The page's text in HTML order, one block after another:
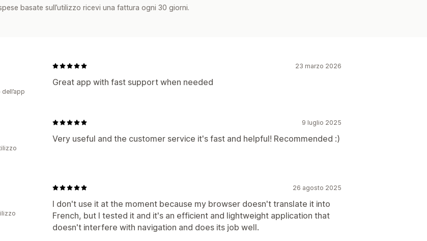
basate sull’utilizzo ricevi una fattura ogni 30 giorni.
23 marzo 2026
Great app with fast support when needed
9 luglio 2025
Very useful and the customer service it's fast and helpful! Recommended :)
26 agosto 2025
I don't use it at the moment because my browser doesn't translate it into
French, but I tested it and it's an efficient and lightweight application that
doesn't interfere with navigation and does its job well.